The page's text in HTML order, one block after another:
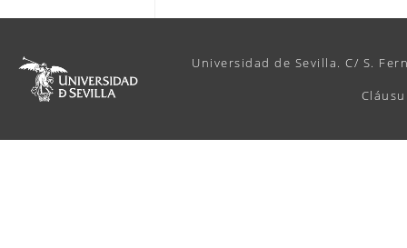
Universidad de Sevilla. C/ S.